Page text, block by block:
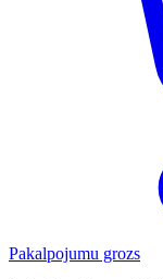
Pakalpojumu grozs